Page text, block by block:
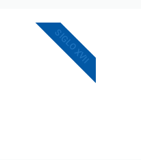
SIGLO XVII